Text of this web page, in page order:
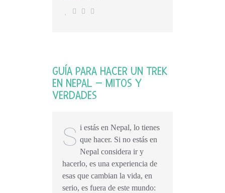
GUÍA PARA HACER UN TREK
EN NEPAL – MITOS Y
VERDADES
S i estás en Nepal, lo tienes
que hacer. Si no estás en
Nepal considera ir y
hacerlo, es una experiencia de
esas que cambian la vida, en
serio, es fuera de este mundo: